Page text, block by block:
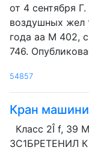
от 4 сентября
воздушных жел
года аа М 402,
746.
54857
Кран
Класс 2Î f, 39
ЗС1БРЕТЕНИЛ